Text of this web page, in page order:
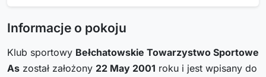
Informacje o pokoju
Klub sportowy Bełchatowskie Towarzystwo Sportowe
As został założony 22 May 2001 roku i jest wpisany do